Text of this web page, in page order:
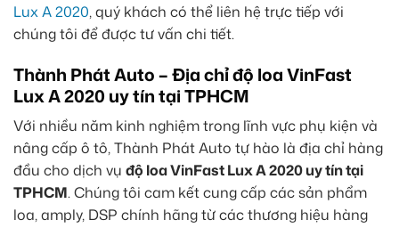
Lux A 2020, quý khách có thể liên hệ trực tiếp với
chúng tôi để được tư vấn chi tiết.
Thành Phát Auto – Địa chỉ độ loa VinFast
Lux A 2020 uy tín tại TPHCM
Với nhiều năm kinh nghiệm trong lĩnh vực phụ kiện và
nâng cấp ô tô, Thành Phát Auto tự hào là địa chỉ hàng
đầu cho dịch vụ độ loa VinFast Lux A 2020 uy tín tại
TPHCM. Chúng tôi cam kết cung cấp các sản phẩm
loa, amply, DSP chính hãng từ các thương hiệu hàng